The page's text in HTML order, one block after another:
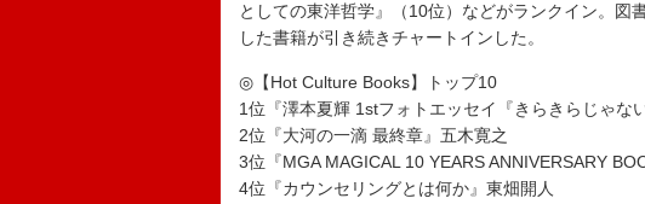
としての東洋哲学』（10位）などがランクイン。図
した書籍が引き続きチャートインした。
◎【Hot Culture Books】トップ10
1位『澤本夏輝 1stフォトエッセイ『きらきらじゃな
2位『大河の一滴 最終章』五木寛之
3位『MGA MAGICAL 10 YEARS ANNIVERSARY
4位『カウンセリングとは何か』東畑開人